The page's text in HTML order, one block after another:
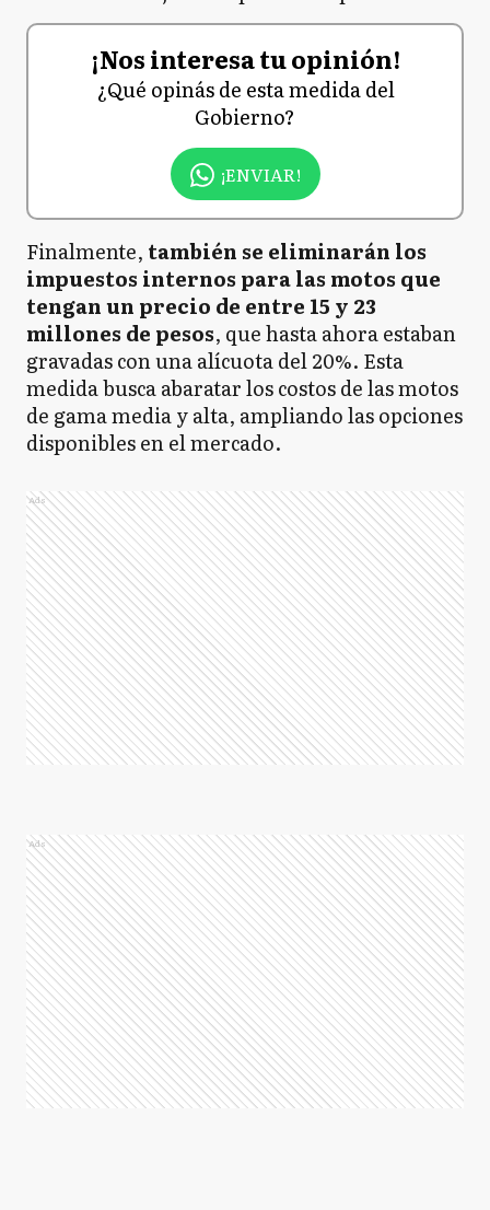
¡Nos interesa tu opinión!
¿Qué opinás de esta medida del
Gobierno?
¡ENVIAR!
Finalmente, también se eliminarán los
impuestos internos para las motos que
tengan un precio de entre 15 y 23
millones de pesos, que hasta ahora estaban
gravadas con una alícuota del 20%. Esta
medida busca abaratar los costos de las motos
de gama media y alta, ampliando las opciones
disponibles en el mercado.
Ads
Ads